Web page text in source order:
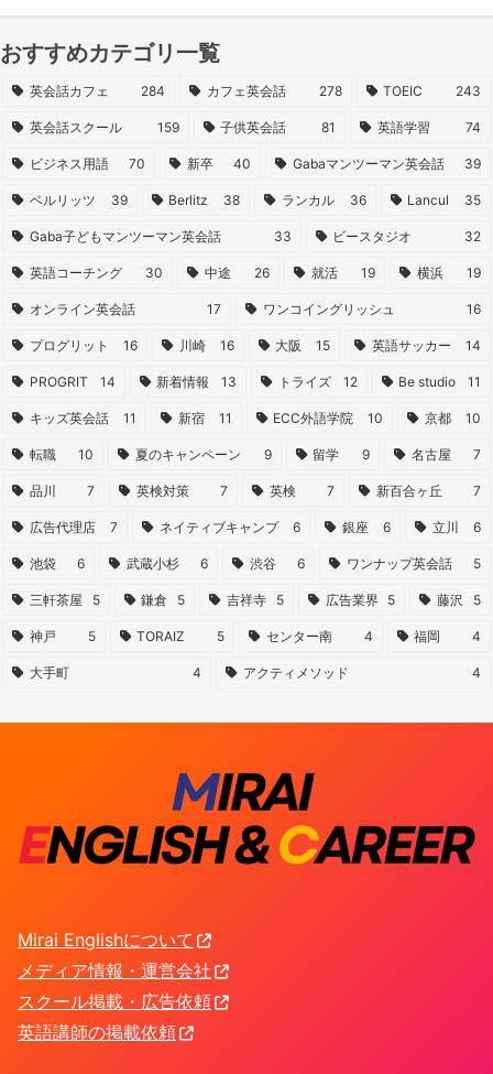
おすすめカテゴリ一覧
英会話カフェ 284 カフェ英会話 278 TOEIC 243
英会話スクール 159 子供英会話 81 英語学習 74
ビジネス用語 70 新卒 40 Gabaマンツーマン英会話 39
ベルリッツ 39 Berlitz 38 ランカル 36 Lancul 35
Gaba子どもマンツーマン英会話 33 ビースタジオ 32
英語コーチング 30 中途 26 就活 19 横浜 19
オンライン英会話 17 ワンコイングリッシュ 16
プログリット 16 川崎 16 大阪 15 英語サッカー 14
PROGRIT 14 新着情報 13 トライズ 12 Be studio 11
キッズ英会話 11 新宿 11 ECC外語学院 10 京都 10
転職 10 夏のキャンペーン 9 留学 9 名古屋 7
品川 7 英検対策 7 英検 7 新百合ヶ丘 7
広告代理店 7 ネイティブキャンプ 6 銀座 6 立川 6
池袋 6 武蔵小杉 6 渋谷 6 ワンナップ英会話 5
三軒茶屋 5 鎌倉 5 吉祥寺 5 広告業界 5 藤沢 5
神戸 5 TORAIZ 5 センター南 4 福岡 4
大手町 4 アクティメソッド 4
Mirai Englishについて
メディア情報・運営会社
スクール掲載・広告依頼
英語講師の掲載依頼